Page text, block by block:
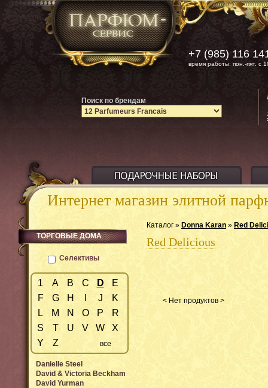
Интернет магазин элитной
Каталог » Donna Karan » Red
Red Delicious
< Нет продуктов >
ТОРГОВЫЕ ДОМА
Селективы
1 A B C D
E
F
G H J
K
L
M N O P
R
S
T U V W
X
Y
Z все
Danielle Steel
David & Victoria Beckham
David Yurman
+7 (985) 116
время работы: пон.-пят. с
Поиск по брендам